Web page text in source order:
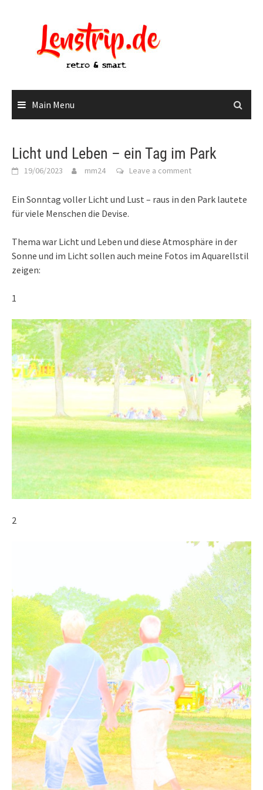
Main Menu
Licht und Leben – ein Tag im Park
19/06/2023 mm24 Leave a comment
Ein Sonntag voller Licht und Lust – raus in den Park lautete
für viele Menschen die Devise.
Thema war Licht und Leben und diese Atmosphäre in der
Sonne und im Licht sollen auch meine Fotos im Aquarellstil
zeigen:
1
2